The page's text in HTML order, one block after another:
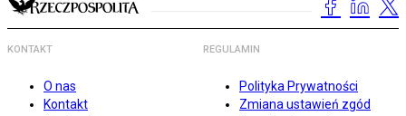
KONTAKT
O nas
Kontakt
REGULAMIN
Polityka Prywatności
Zmiana ustawień zgód